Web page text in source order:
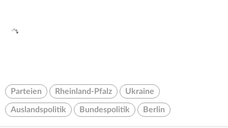
Parteien Rheinland-Pfalz Ukraine
Auslandspolitik Bundespolitik Berlin